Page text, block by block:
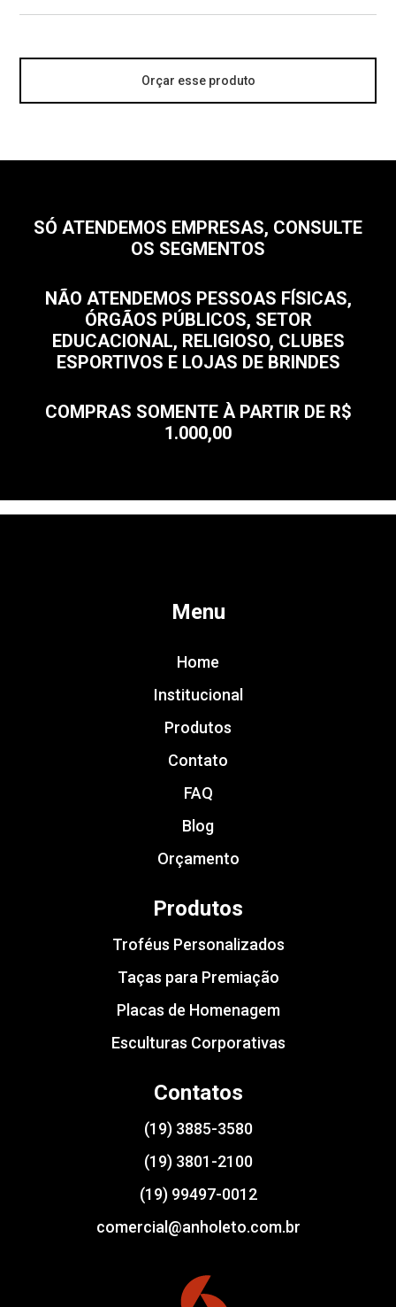
Orçar esse produto
SÓ ATENDEMOS EMPRESAS, CONSULTE
OS SEGMENTOS
NÃO ATENDEMOS PESSOAS FÍSICAS,
ÓRGÃOS PÚBLICOS, SETOR
EDUCACIONAL, RELIGIOSO, CLUBES
ESPORTIVOS E LOJAS DE BRINDES
COMPRAS SOMENTE À PARTIR DE R$
1.000,00
Menu
Home
Institucional
Produtos
Contato
FAQ
Blog
Orçamento
Produtos
Troféus Personalizados
Taças para Premiação
Placas de Homenagem
Esculturas Corporativas
Contatos
(19) 3885-3580
(19) 3801-2100
(19) 99497-0012
comercial@anholeto.com.br